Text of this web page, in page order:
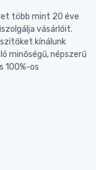
több mint 20 éve
vásárlóit.
kínálunk
minőségű, népszerű
100%-os